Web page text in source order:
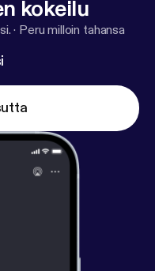
kokeilu
· Peru milloin tahansa